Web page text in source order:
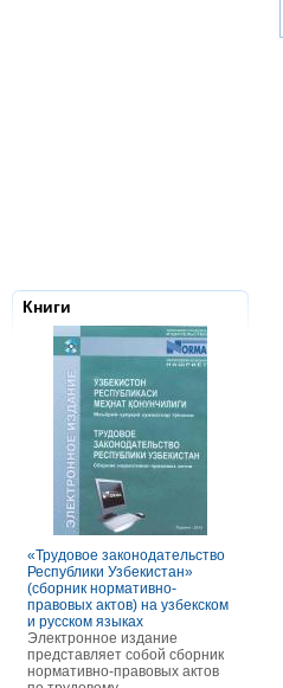
Книги
«Трудовое законодательство
Республики Узбекистан»
(сборник нормативно-
правовых актов) на узбекском
и русском языках
Электронное издание
представляет собой сборник
нормативно-правовых актов
В